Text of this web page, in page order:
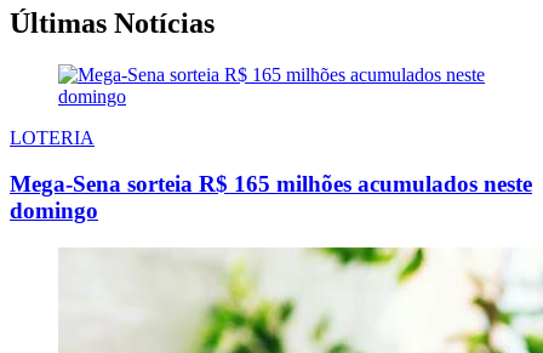
Últimas Notícias
LOTERIA
Mega-Sena sorteia R$ 165 milhões acumulados neste
domingo